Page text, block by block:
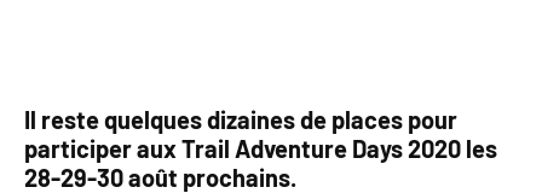
Il reste quelques dizaines de places pour
participer aux Trail Adventure Days 2020 les
28-29-30 août prochains.